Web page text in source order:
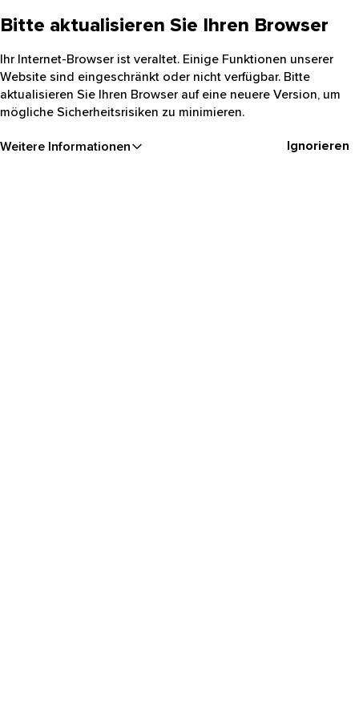
Bitte aktualisieren Sie Ihren Browser
Ihr Internet-Browser ist veraltet. Einige Funktionen unserer
Website sind eingeschränkt oder nicht verfügbar. Bitte
aktualisieren Sie Ihren Browser auf eine neuere Version, um
mögliche Sicherheitsrisiken zu minimieren.
Weitere Informationen Ignorieren